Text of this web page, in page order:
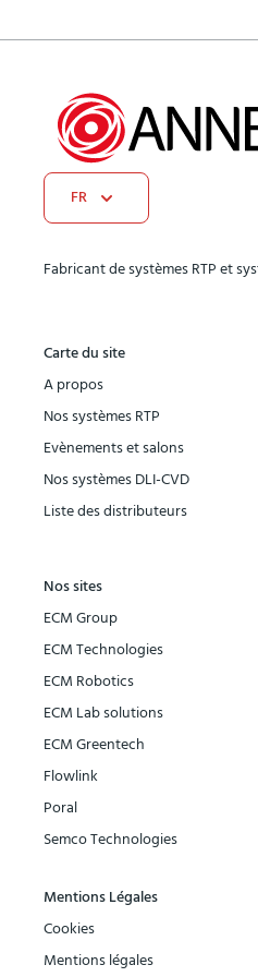
FR
Fabricant de systèmes RTP et
Carte du site
A propos
Nos systèmes RTP
Evènements et salons
Nos systèmes DLI-CVD
Liste des distributeurs
Nos sites
ECM Group
ECM Technologies
ECM Robotics
ECM Lab solutions
ECM Greentech
Flowlink
Poral
Semco Technologies
Mentions Légales
Cookies
Mentions légales